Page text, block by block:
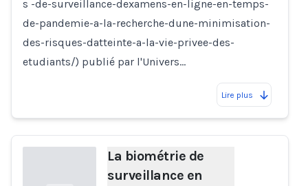
s -de-surveillance-dexamens-en-ligne-en-temps-
de-pandemie-a-la-recherche-dune-minimisation-
des-risques-datteinte-a-la-vie-privee-des-
etudiants/) publié par l'Univers…
Lire plus
La biométrie de
surveillance en